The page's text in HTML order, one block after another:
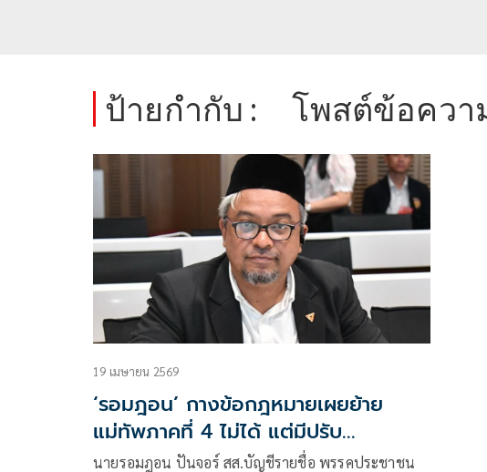
ป้ายกำกับ : โพสต์ข้อควา
19 เมษายน 2569
‘รอมฎอน’ กางข้อกฎหมายเผยย้าย
แม่ทัพภาคที่ 4 ไม่ได้ แต่มีปรับ
ผอ.รมน.ภาค 4 สน. ได้
นายรอมฎอน ปันจอร์ สส.บัญชีรายชื่อ พรรคประชาชน